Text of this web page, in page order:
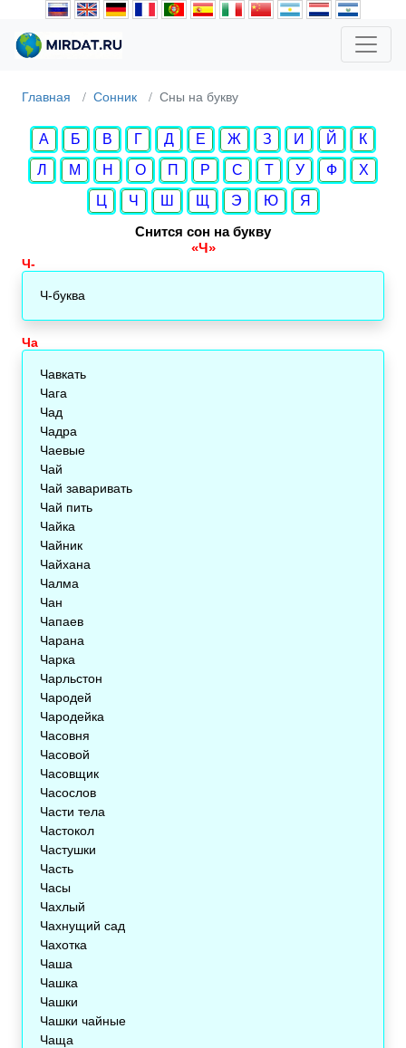
Главная Сонник Cны на букву
А Б В Г Д Е Ж З И Й
К
Л
М Н О П Р С Т У Ф
Х
Ц
Ч Ш Щ Э Ю
Я
Снится сон на букву
«Ч»
Ч-
Ч-буква
Ча
Чавкать
Чага
Чад
Чадра
Чаевые
Чай
Чай заваривать
Чай пить
Чайка
Чайник
Чайхана
Чалма
Чан
Чапаев
Чарана
Чарка
Чарльстон
Чародей
Чародейка
Часовня
Часовой
Часовщик
Часослов
Части тела
Частокол
Частушки
Часть
Часы
Чахлый
Чахнущий сад
Чахотка
Чаша
Чашка
Чашки
Чашки чайные
Чаща